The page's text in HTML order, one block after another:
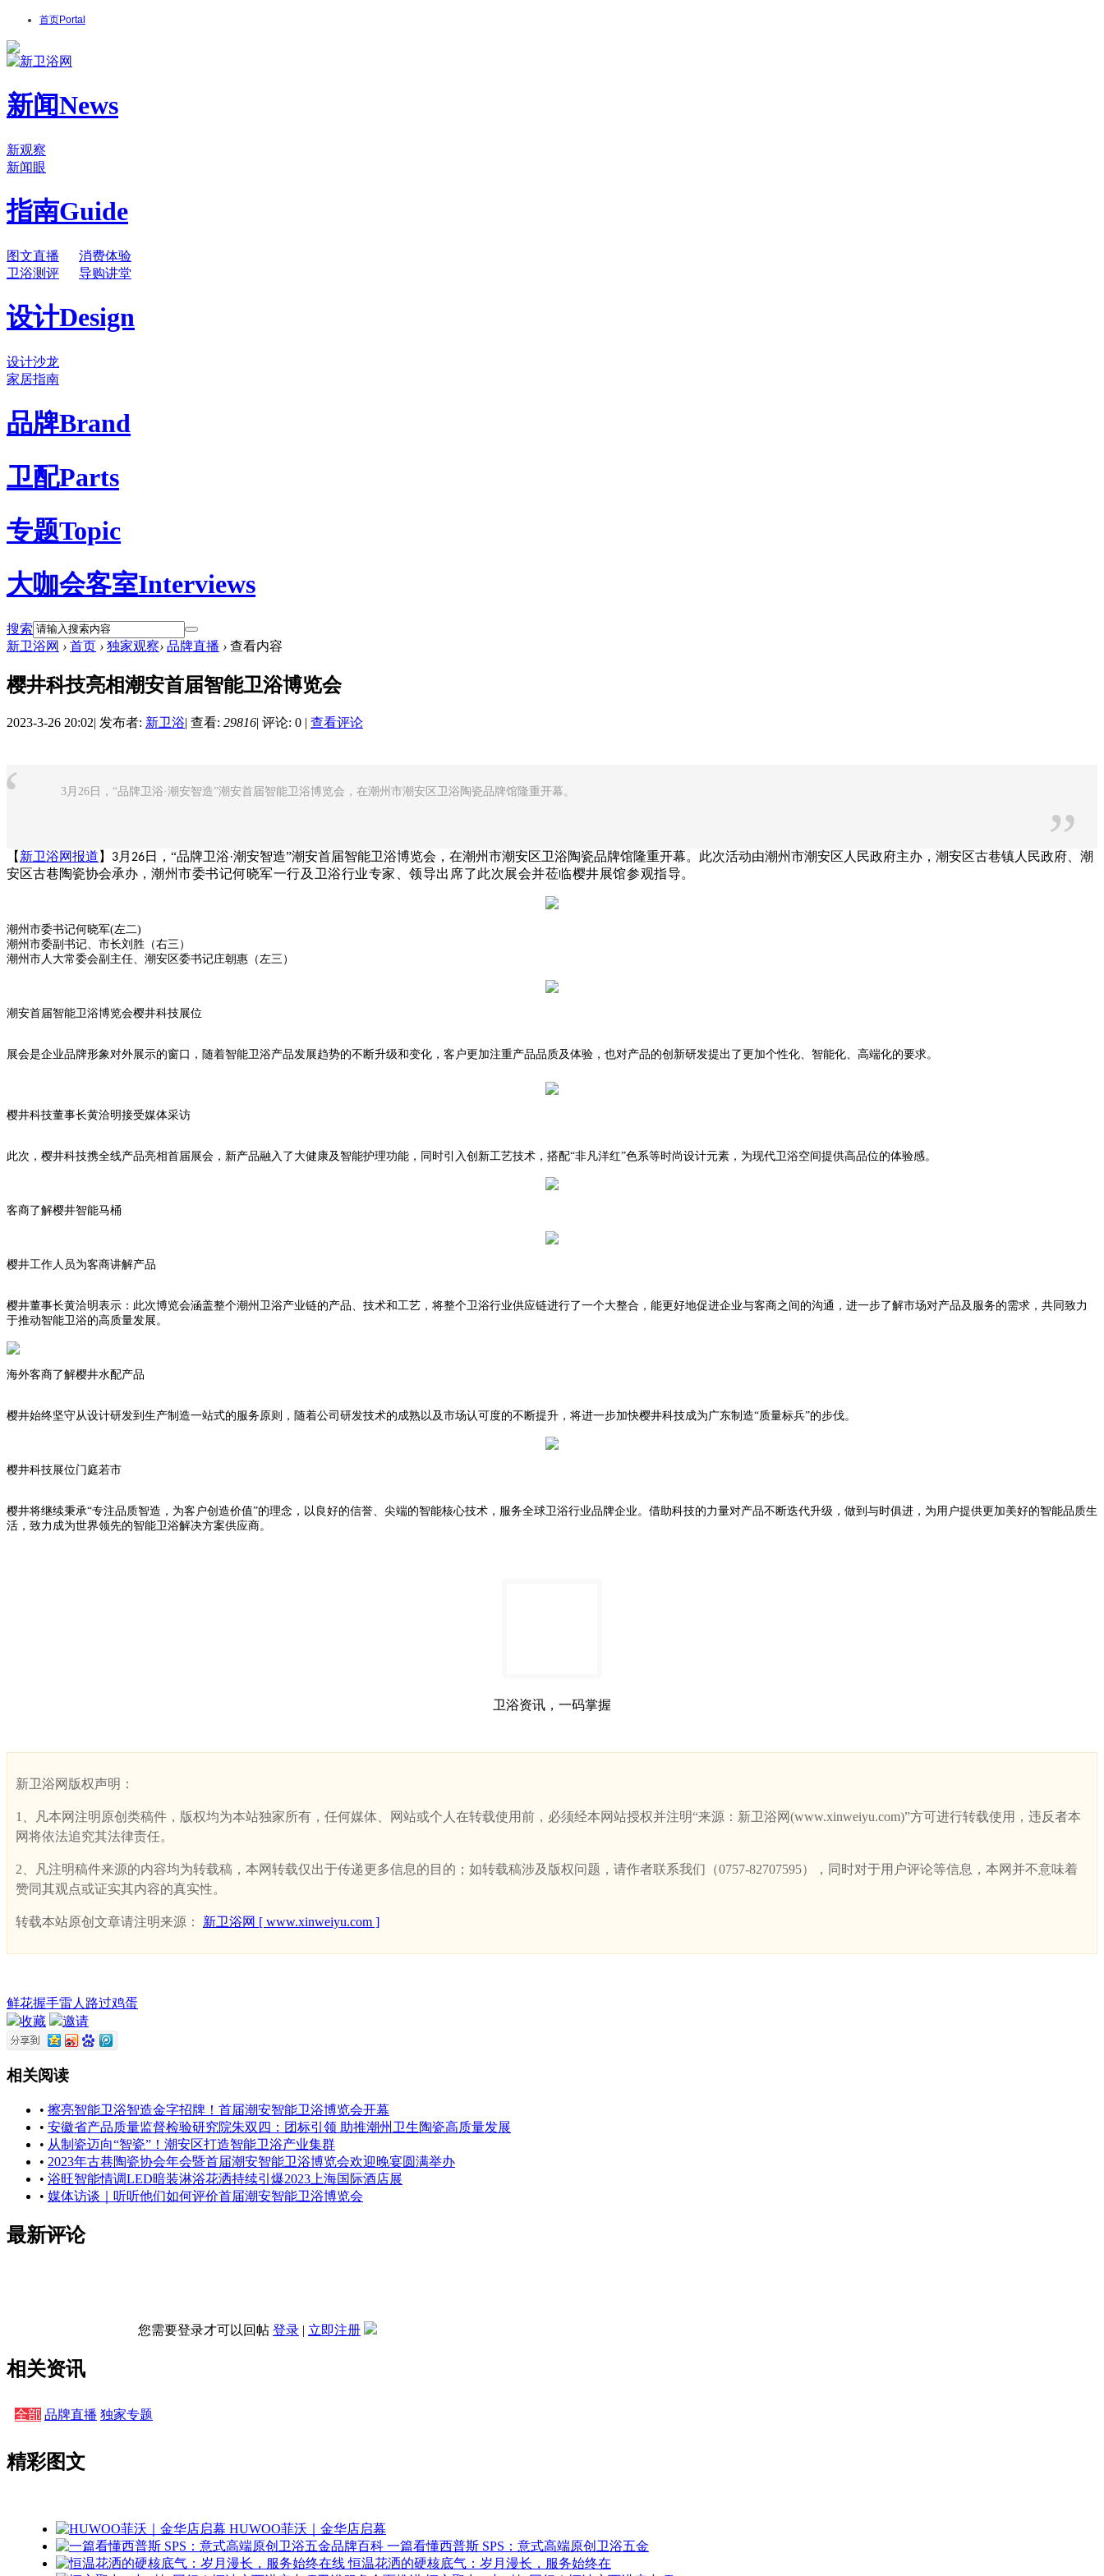
首页Portal
新闻News
新观察
新闻眼
指南Guide
图文直播
消费体验
卫浴测评
导购讲堂
设计Design
设计沙龙
家居指南
品牌Brand
卫配Parts
专题Topic
大咖会客室Interviews
搜索
新卫浴网 › 首页 › 独家观察› 品牌直播 › 查看内容
樱井科技亮相潮安首届智能卫浴博览会
2023-3-26 20:02| 发布者: 新卫浴| 查看: 29816| 评论: 0 | 查看评论
3月26日，“品牌卫浴·潮安智造”潮安首届智能卫浴博览会，在潮州市潮安区卫浴陶瓷品牌馆隆重开幕。
”
【 新卫浴网报道 】 3月 26日，“品牌卫浴·潮安智造”潮安首届智能卫浴博览会，在潮州市潮安区卫浴陶瓷品牌馆隆重开幕。此次活动由潮州市潮安区人民政府主办，潮安区古巷镇人民政府、潮
安区古巷陶瓷协会承办， 潮州市委书记何晓军一行及卫浴行业专家、领导出席了此次展会并莅临樱井展馆参观指导。
潮州市委书记何晓军(左二)
潮州市委副书记、市长刘胜（右三 ）
潮州市人大常委会副主任、潮安区委书记庄朝惠（左三）
潮安首届智能卫浴博览会樱井科技展位
展会是企业品牌形象对外展示的窗口，随着智能卫浴产品发展趋势的不断升级和变化，客户更加注重产品品质及体验，也对产品的创新研发提出了更加个性化、智能化、高端化的要求。
樱井科技董事长黄洽明接受媒体采访
此次，樱井科技携全线产品亮相首届展会，新产品融入了大健康及智能护理功能，同时引入创新工艺技术，搭配“非凡洋红”色系等时尚设计元素，为现代卫浴空间提供高品位的体验感。
客商了解樱井智能马桶
樱井工作人员为客商讲解产品
樱井董事长黄洽明表示：此次博览会涵盖整个潮州卫浴产业链的产品、技术和工艺，将整个卫浴行业供应链进行了一个大整合，能更好地促进企业与客商之间的沟通，进一步了解市场对产品及服务的需求，共同致力
于推动智能卫浴的高质量发展。
海外客商了解樱井水配产品
樱井始终坚守从设计研发到生产制造一站式的服务原则，随着公司研发技术的成熟以及市场认可度的不断提升，将进一步加快樱井科技成为广东制造“质量标兵”的步伐。
樱井科技展位门庭若市
樱井将继续秉承“专注品质智造，为客户创造价值”的理念，以良好的信誉、尖端的智能核心技术，服务全球卫浴行业品牌企业。借助科技的力量对产品不断迭代升级，做到与时俱进，为用户提供更加美好的智能品质生
活，致力成为世界领先的智能卫浴解决方案供应商。
卫浴资讯，一码掌握
新卫浴网版权声明：
1、凡本网注明原创类稿件，版权均为本站独家所有，任何媒体、网站或个人在转载使用前，必须经本网站授权并注明“来源：新卫浴网(www.xinweiyu.com)”方可进行转载使用，违反者本
网将依法追究其法律责任。
2、凡注明稿件来源的内容均为转载稿，本网转载仅出于传递更多信息的目的；如转载稿涉及版权问题，请作者联系我们（0757-82707595），同时对于用户评论等信息，本网并不意味着
赞同其观点或证实其内容的真实性。
转载本站原创文章请注明来源： 新卫浴网 [ www.xinweiyu.com ]
鲜花握手雷人 路过鸡蛋
收藏
邀请
相关阅读
• 擦亮智能卫浴智造金字招牌！首届潮安智能卫浴博览会开幕
• 安徽省产品质量监督检验研究院朱双四：团标引领 助推潮州卫生陶瓷高质量发展
• 从制瓷迈向“智瓷”！潮安区打造智能卫浴产业集群
• 2023年古巷陶瓷协会年会暨首届潮安智能卫浴博览会欢迎晚宴圆满举办
• 浴旺智能情调LED暗装淋浴花洒持续引爆2023上海国际酒店展
• 媒体访谈｜听听他们如何评价首届潮安智能卫浴博览会
最新评论
您需要登录才可以回帖 登录 | 立即注册
相关资讯
全部 品牌直播 独家专题
精彩图文
HUWOO菲沃｜金华店启幕
一篇看懂西普斯 SPS：意式高端原创卫浴五金
恒温花洒的硬核底气：岁月漫长，服务始终在